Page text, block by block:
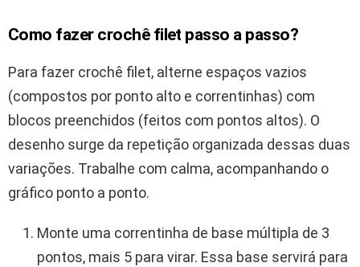
Como fazer crochê filet passo a passo?
Para fazer crochê filet, alterne espaços vazios
(compostos por ponto alto e correntinhas) com
blocos preenchidos (feitos com pontos altos). O
desenho surge da repetição organizada dessas duas
variações. Trabalhe com calma, acompanhando o
gráfico ponto a ponto.
Monte uma correntinha de base múltipla de 3
pontos, mais 5 para virar. Essa base servirá para